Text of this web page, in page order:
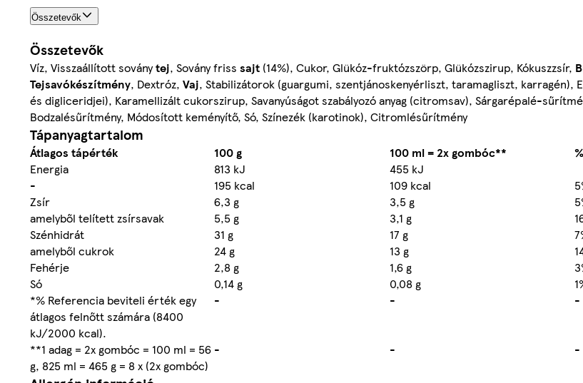
Összetevők
Összetevők
Víz, Visszaállított soványtej, Sovány friss sajt (14%), Cukor, Glükóz-fruktózszörp, Glükózszirup, Kókuszzsír,
Tejsavókészítmény, Dextróz, Vaj, Stabilizátorok (guargumi, szentjánoskenyérliszt, taramagliszt, karragén),
és digliceridjei), Karamellizált cukorszirup, Savanyúságot szabályozó anyag (citromsav), Sárgarépalé-
Bodzalésűrítmény, Módosított keményítő, Só, Színezék (karotinok), Citromlésűrítmény
Tápanyagtartalom
Átlagos tápérték 100 g 100 ml = 2x gombóc**
Energia
813 kJ
455 kJ
-
195 kcal 109 kcal
Zsír
6,3 g 3,5 g
amelyből telített zsírsavak
5,5 g 3,1 g
Szénhidrát
31 g 17 g
amelyből cukrok
24 g 13 g
Fehérje
2,8 g 1,6 g
Só
0,14 g 0,08 g
*% Referencia beviteli érték egy
átlagos felnőtt számára (8400
kJ/2000 kcal).
- - -
**1 adag = 2x gombóc = 100 ml = 56
g, 825 ml = 465 g = 8 x (2x gombóc)
- - -